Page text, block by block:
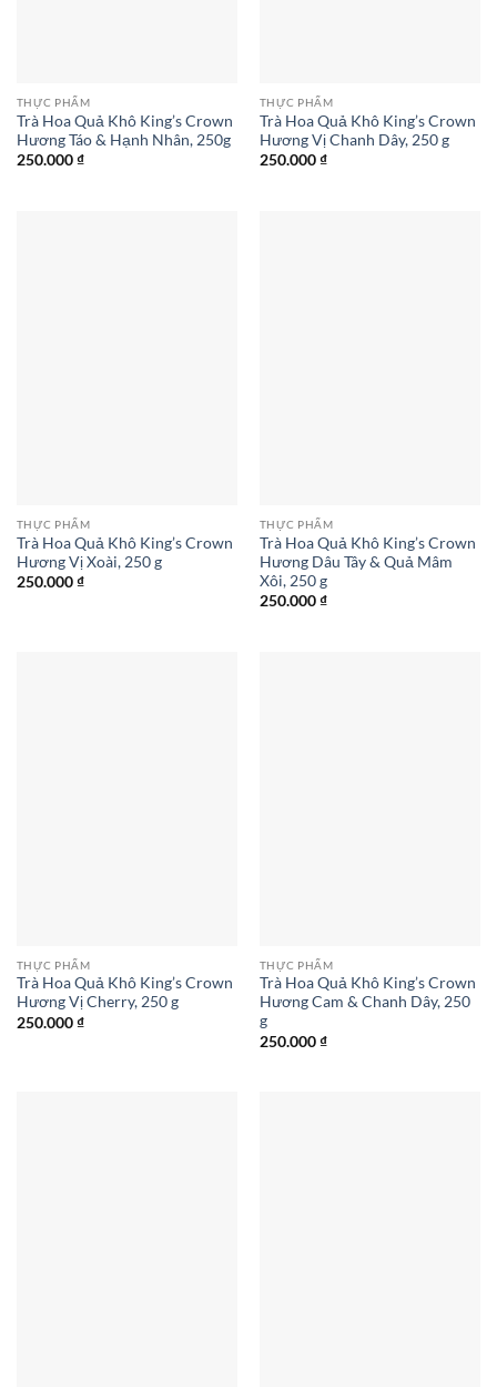
THỰC PHẨM
Trà Hoa Quả Khô King’s Crown
Hương Táo & Hạnh Nhân, 250g
250.000₫
THỰC PHẨM
Trà Hoa Quả Khô King’s Crown
Hương Vị Chanh Dây, 250 g
250.000₫
THỰC PHẨM
Trà Hoa Quả Khô King’s Crown
Hương Vị Xoài, 250 g
250.000₫
THỰC PHẨM
Trà Hoa Quả Khô King’s Crown
Hương Dâu Tây & Quả Mâm
Xôi, 250 g
250.000₫
THỰC PHẨM
Trà Hoa Quả Khô King’s Crown
Hương Vị Cherry, 250 g
250.000₫
THỰC PHẨM
Trà Hoa Quả Khô King’s Crown
Hương Cam & Chanh Dây, 250
g
250.000₫